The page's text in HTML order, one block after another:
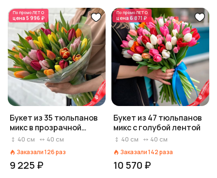
По промоЛЕТО
цена 5 996 ₽
Букет из 35 тюльпанов
микс в прозрачной
пленке
40 см 40 см
Заказали126раз
9 225 ₽
По промоЛЕТО
цена 6 871 ₽
Букет из 47 тюльпанов
микс с голубой лентой
40 см 40 см
Заказали142раза
10 570 ₽